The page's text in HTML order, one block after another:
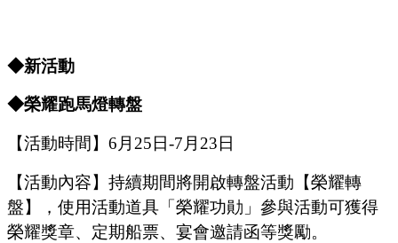
◆新活動
◆榮耀跑馬燈轉盤
【活動時間】 6月 25 日-7月 23 日
【活動內容】持續期間將開啟轉盤活動【榮耀轉
盤】，使用活動道具 「榮耀功勛」 參與活動可獲得
榮耀獎章、定期船票、宴會邀請函等獎勵。